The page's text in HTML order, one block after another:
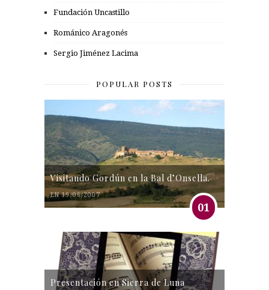
Fundación Uncastillo
Románico Aragonés
Sergio Jiménez Lacima
POPULAR POSTS
Visitando Gordún en la Bal d’Onsella.
EN 19/06/2007
01
Presentación en Sierra de Luna